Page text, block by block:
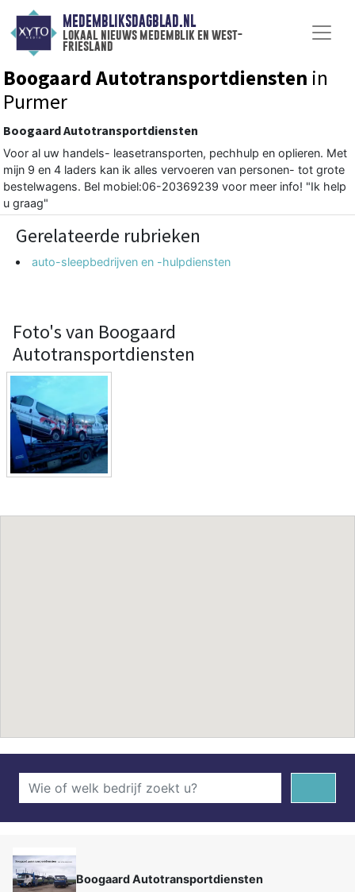
MEDEMBLIKSDAGBLAD.NL
lokaal nieuws medemblik en west-
friesland
Boogaard Autotransportdiensten in
Purmer
Boogaard Autotransportdiensten
Voor al uw handels- leasetransporten, pechhulp en oplieren. Met
mijn 9 en 4 laders kan ik alles vervoeren van personen- tot grote
bestelwagens. Bel mobiel:06-20369239 voor meer info! "Ik help
u graag"
Gerelateerde rubrieken
auto-sleepbedrijven en -hulpdiensten
Foto's van Boogaard
Autotransportdiensten
Boogaard Autotransportdiensten